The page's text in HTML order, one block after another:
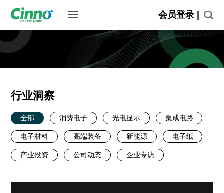
会员登录 |
行业洞察
全部 消费电子 光电显示 集成电路
电子材料 高端装备 新能源 电子纸
产业投资 公司动态 企业专访